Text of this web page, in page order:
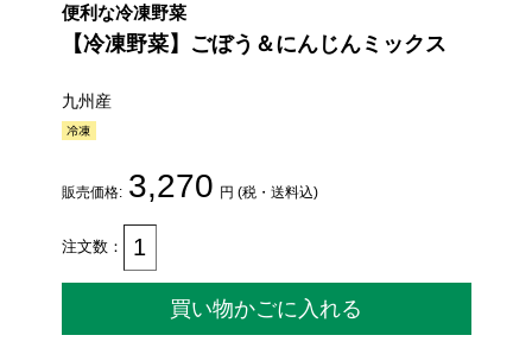
便利な冷凍野菜
【冷凍野菜】ごぼう＆にんじんミックス
九州産
販売価格: 3,270 円 (税・送料込)
注文数：
買い物かごに入れる